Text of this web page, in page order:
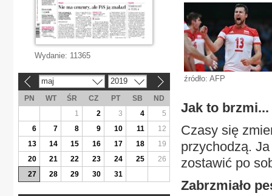
źródło: AFP
Jak to brzmi...
Czasy się
przychodzą.
zostawić po
Zabrzmiało
Wydanie: 11365
maj 2019
PN WT ŚR CZ PT SB
ND
1
2 3 4
5
6
7 8 9 10 11
12
13
14 15 16 17 18
19
20
21 22 23 24 25
26
27
28 29 30 31